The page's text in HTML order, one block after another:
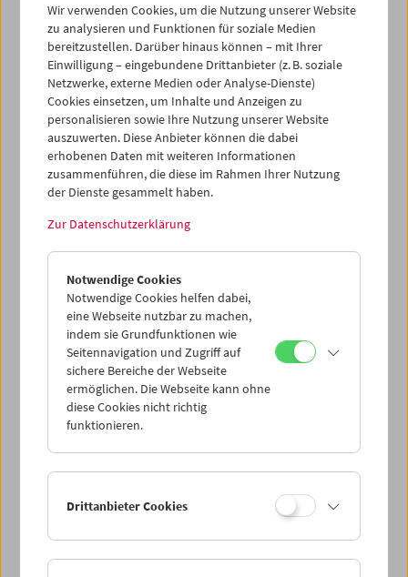
05
06 07 08 09 10 11
iCalender
Programmheft-PDF
English language or subtitles
< Vorherige Woche
Mo 8.3.
Di 9.3.
Mi 10.3.
Do 11.3.
So 14.3.
Wir verwenden Cookies, um die Nutzung unserer Website
zu analysieren und Funktionen für soziale Medien
bereitzustellen. Darüber hinaus können – mit Ihrer
Einwilligung – eingebundene Drittanbieter (z. B. soziale
Netzwerke, externe Medien oder Analyse-Dienste)
Cookies einsetzen, um Inhalte und Anzeigen zu
personalisieren sowie Ihre Nutzung unserer Website
auszuwerten. Diese Anbieter können die dabei
erhobenen Daten mit weiteren Informationen
zusammenführen, die diese im Rahmen Ihrer Nutzung
der Dienste gesammelt haben.
Zur Datenschutzerklärung
Notwendige Cookies
Notwendige Cookies helfen dabei,
eine Webseite nutzbar zu machen,
indem sie Grundfunktionen wie
Seitennavigation und Zugriff auf
sichere Bereiche der Webseite
ermöglichen. Die Webseite kann ohne
diese Cookies nicht richtig
funktionieren.
Drittanbieter Cookies